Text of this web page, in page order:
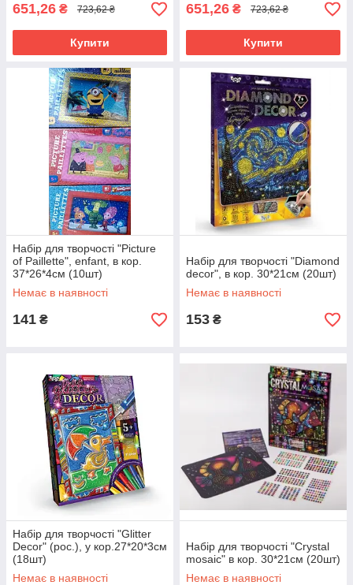
651,26 ₴ 723,62 ₴
Купити
651,26 ₴ 723,62 ₴
Купити
Набір для творчості "Picture
of Paillette", enfant, в кор.
37*26*4см (10шт)
Немає в наявності
141 ₴
Набір для творчості "Diamond
decor", в кор. 30*21см (20шт)
Немає в наявності
153 ₴
Набір для творчості "Glitter
Decor" (рос.), у кор.27*20*3см
(18шт)
Немає в наявності
Набір для творчості "Crystal
mosaic" в кор. 30*21см (20шт)
Немає в наявності